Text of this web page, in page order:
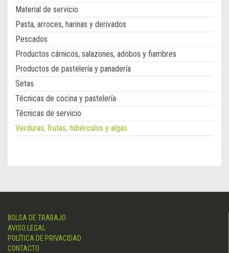
Material de servicio
Pasta, arroces, harinas y derivados
Pescados
Productos cárnicos, salazones, adobos y fiambres
Productos de pastelería y panadería
Setas
Técnicas de cocina y pastelería
Técnicas de servicio
Verduras, frutas, tubérculos y algas
BOLSA DE TRABAJO
AVISO LEGAL
POLÍTICA DE PRIVACIDAD
CONTACTO